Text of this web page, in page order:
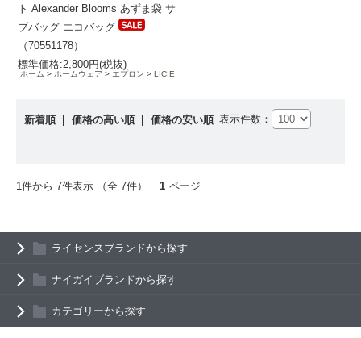
ト Alexander Blooms あずま袋 サ
ブバッグ エコバッグ
（70551178）
標準価格:2,800円(税抜)
ホーム ホームウェア エプロン LICIE
新着順 価格の高い順 価格の安い順 表示件数：
1件から 7件表示 （全 7件） 1 ページ
ライセンスブランドから探す
ナイガイブランドから探す
カテゴリーから探す